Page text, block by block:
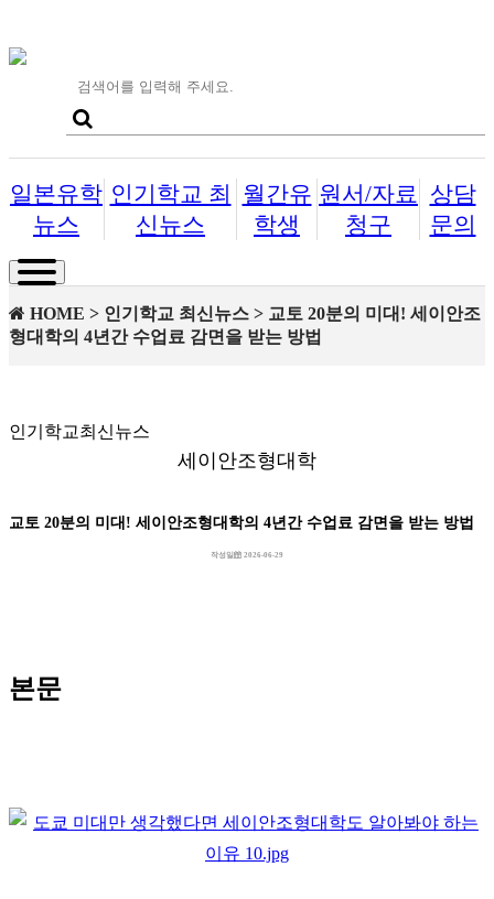
일본유학
뉴스
인기학교 최
신뉴스
월간유
학생
원서/자료
청구
상담
문의
Toggle
navigation
HOME > 인기학교 최신뉴스 > 교토 20분의 미대! 세이안조
형대학의 4년간 수업료 감면을 받는 방법
인기학교최신뉴스
세이안조형대학
교토 20분의 미대! 세이안조형대학의 4년간 수업료 감면을 받는 방법
작성일 2026-06-29
본문